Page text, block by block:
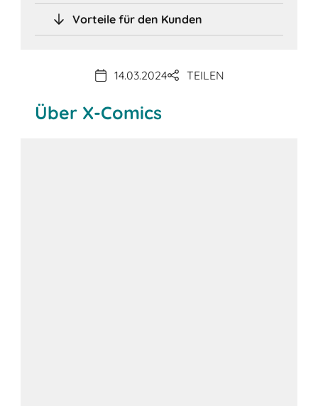
Vorteile für den Kunden
14.03.2024 TEILEN
Über X-Comics